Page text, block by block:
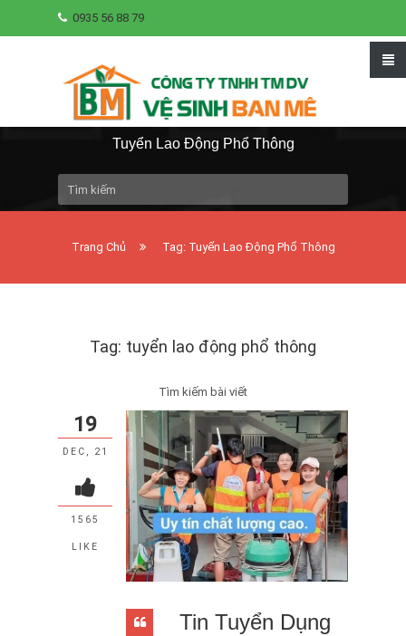
0935 56 88 79
Tuyển Lao Động Phổ Thông
Trang Chủ Tag: Tuyển Lao Động Phổ Thông
Tag: tuyển lao động phổ thông
Tìm kiếm bài viết
Tin Tuyển Dụng
19
DEC, 21
1565
LIKE